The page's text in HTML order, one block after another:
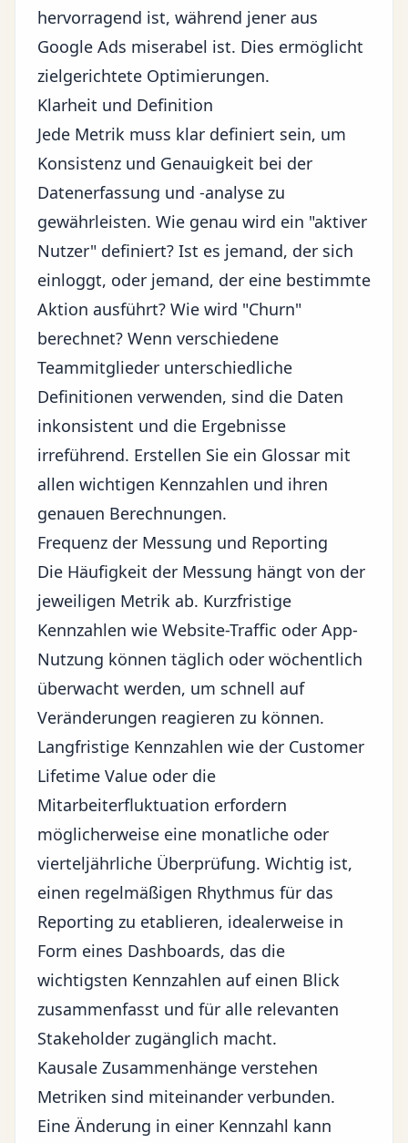
hervorragend ist, während jener aus
Google Ads miserabel ist. Dies ermöglicht
zielgerichtete Optimierungen.
Klarheit und Definition
Jede Metrik muss klar definiert sein, um
Konsistenz und Genauigkeit bei der
Datenerfassung und -analyse zu
gewährleisten. Wie genau wird ein "aktiver
Nutzer" definiert? Ist es jemand, der sich
einloggt, oder jemand, der eine bestimmte
Aktion ausführt? Wie wird "Churn"
berechnet? Wenn verschiedene
Teammitglieder unterschiedliche
Definitionen verwenden, sind die Daten
inkonsistent und die Ergebnisse
irreführend. Erstellen Sie ein Glossar mit
allen wichtigen Kennzahlen und ihren
genauen Berechnungen.
Frequenz der Messung und Reporting
Die Häufigkeit der Messung hängt von der
jeweiligen Metrik ab. Kurzfristige
Kennzahlen wie Website-Traffic oder App-
Nutzung können täglich oder wöchentlich
überwacht werden, um schnell auf
Veränderungen reagieren zu können.
Langfristige Kennzahlen wie der Customer
Lifetime Value oder die
Mitarbeiterfluktuation erfordern
möglicherweise eine monatliche oder
vierteljährliche Überprüfung. Wichtig ist,
einen regelmäßigen Rhythmus für das
Reporting zu etablieren, idealerweise in
Form eines Dashboards, das die
wichtigsten Kennzahlen auf einen Blick
zusammenfasst und für alle relevanten
Stakeholder zugänglich macht.
Kausale Zusammenhänge verstehen
Metriken sind miteinander verbunden.
Eine Änderung in einer Kennzahl kann